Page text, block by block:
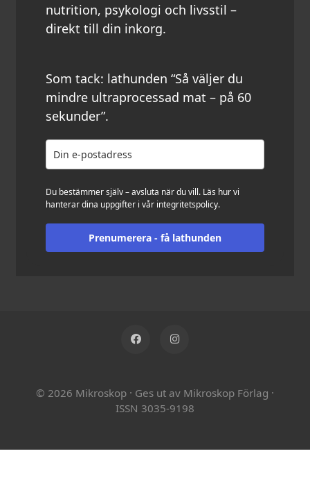
nutrition, psykologi och livsstil –
direkt till din inkorg.
Som tack: lathunden “Så väljer du
mindre ultraprocessad mat – på 60
sekunder”.
Du bestämmer själv – avsluta när du vill. Läs hur vi
hanterar dina uppgifter i vår integritetspolicy.
Prenumerera - få lathunden
© 2026 Mikroskop · Ges ut av Mikroskop Förlag ·
ISSN 3035-9198